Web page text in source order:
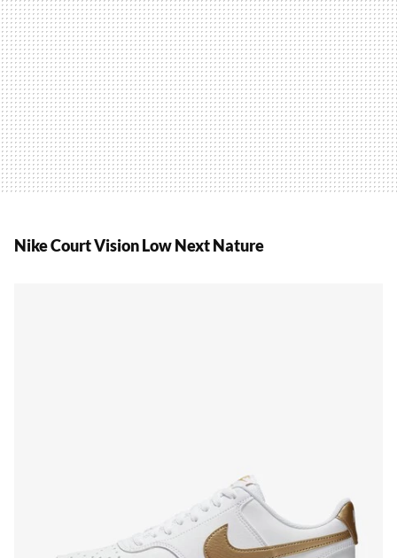
Nike Court Vision Low Next Nature